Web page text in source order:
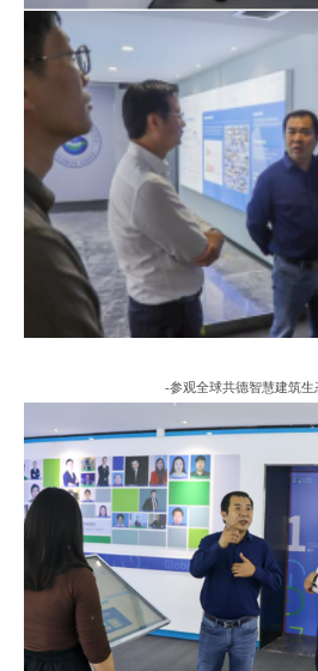
-参观全球共德智慧建筑生